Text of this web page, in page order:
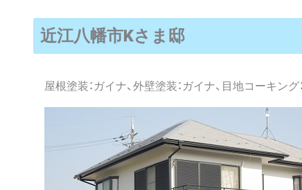
近江八幡市Kさま邸
屋根塗装：ガイナ、外壁塗装：ガイナ、目地コーキン